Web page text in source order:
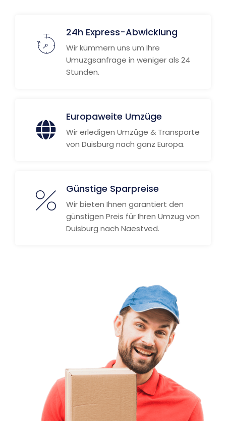
24h Express-Abwicklung
Wir kümmern uns um Ihre
Umuzgsanfrage in weniger als 24
Stunden.
Europaweite Umzüge
Wir erledigen Umzüge & Transporte
von Duisburg nach ganz Europa.
Günstige Sparpreise
Wir bieten Ihnen garantiert den
günstigen Preis für Ihren Umzug von
Duisburg nach Naestved.